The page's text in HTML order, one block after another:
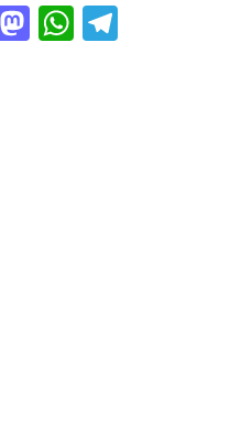
Mastodon